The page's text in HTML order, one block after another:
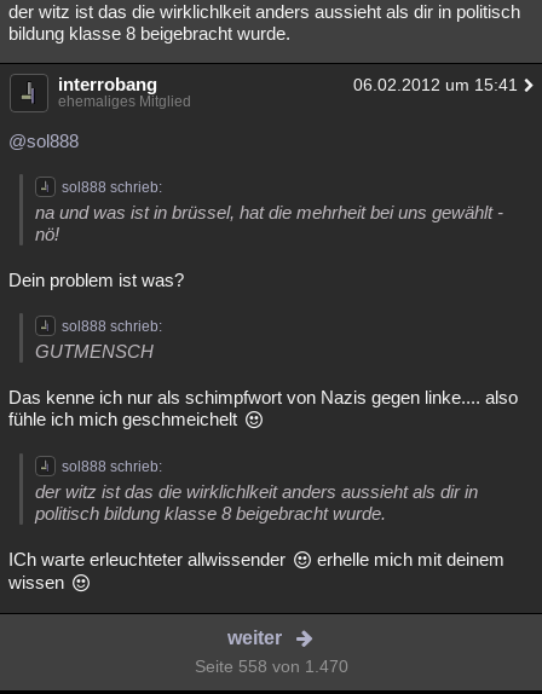
der witz ist das die wirklichlkeit anders aussieht als dir in politisch
bildung klasse 8 beigebracht wurde.
interrobang 06.02.2012 um 15:41
ehemaliges Mitglied
@sol888
sol888 schrieb:
na und was ist in brüssel, hat die mehrheit bei uns gewählt -
nö!
Dein problem ist was?
sol888 schrieb:
GUTMENSCH
Das kenne ich nur als schimpfwort von Nazis gegen linke.... also
fühle ich mich geschmeichelt
sol888 schrieb:
der witz ist das die wirklichlkeit anders aussieht als dir in
politisch bildung klasse 8 beigebracht wurde.
ICh warte erleuchteter allwissender
erhelle mich mit deinem
wissen
weiter
Seite 558 von 1.470